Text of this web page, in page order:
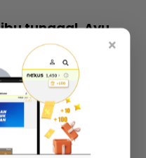
tunggal, Ayu
kadang ×